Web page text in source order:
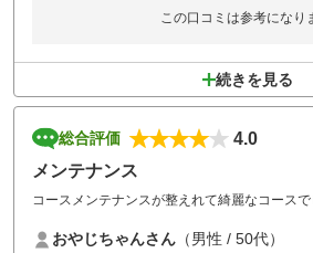
この口コミは参考になり
続きを見る
総合評価
4.0
メンテナンス
コースメンテナンスが整えれて綺麗なコースで
おやじちゃんさん （男性 / 50代）